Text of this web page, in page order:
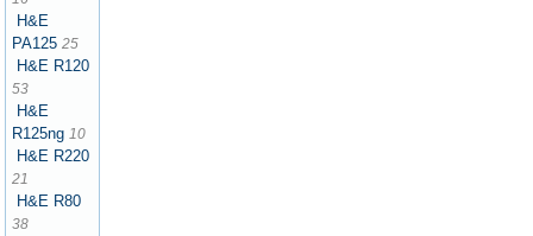
H&E
PA125 25
H&E R120
53
H&E
R125ng 10
H&E R220
21
H&E R80
38